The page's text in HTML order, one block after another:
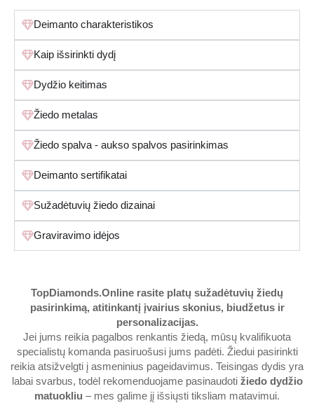
Deimanto charakteristikos
Kaip išsirinkti dydį
Dydžio keitimas
Žiedo metalas
Žiedo spalva - aukso spalvos pasirinkimas
Deimanto sertifikatai
Sužadėtuvių žiedo dizainai
Graviravimo idėjos
TopDiamonds.Online rasite platų sužadėtuvių žiedų
pasirinkimą, atitinkantį įvairius skonius, biudžetus ir
personalizacijas.
Jei jums reikia pagalbos renkantis žiedą, mūsų kvalifikuota
specialistų komanda pasiruošusi jums padėti. Žiedui pasirinkti
reikia atsižvelgti į asmeninius pageidavimus. Teisingas dydis yra
labai svarbus, todėl rekomenduojame pasinaudoti žiedo dydžio
matuokliu – mes galime jį išsiųsti tiksliam matavimui.